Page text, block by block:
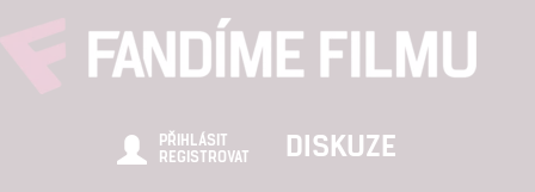
PŘIHLÁSIT
REGISTROVAT
DISKUZE